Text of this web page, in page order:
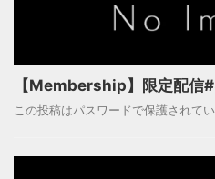
【Membership】限定配信
この投稿はパスワードで保護されて